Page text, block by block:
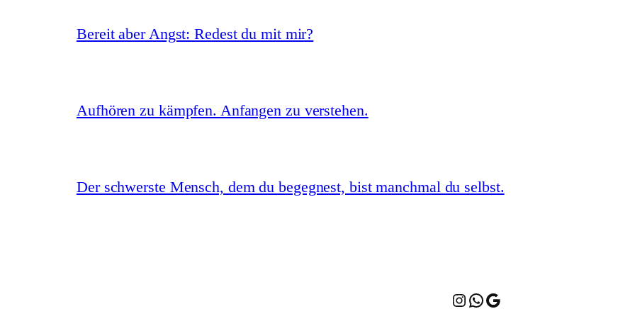
Bereit aber Angst: Redest du mit mir?
Aufhören zu kämpfen. Anfangen zu verstehen.
Der schwerste Mensch, dem du begegnest, bist manchmal du selbst.
Instagram
WhatsApp
Google Maps